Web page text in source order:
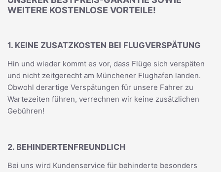
WEITERE KOSTENLOSE VORTEILE!
1. KEINE ZUSATZKOSTEN BEI FLUGVERSPÄTUNG
Hin und wieder kommt es vor, dass Flüge sich verspäten
und nicht zeitgerecht am Münchener Flughafen landen.
Obwohl derartige Verspätungen für unsere Fahrer zu
Wartezeiten führen, verrechnen wir keine zusätzlichen
Gebühren!
2. BEHINDERTENFREUNDLICH
Bei uns wird Kundenservice für behinderte besonders